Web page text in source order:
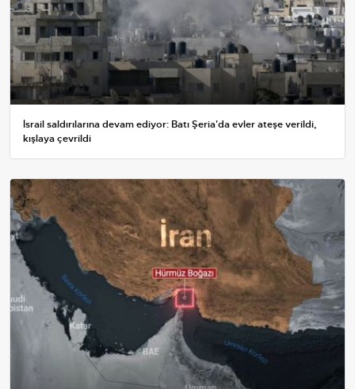
İsrail saldırılarına devam ediyor: Batı Şeria'da evler ateşe verildi,
kışlaya çevrildi